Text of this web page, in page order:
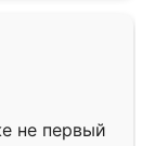
не первый